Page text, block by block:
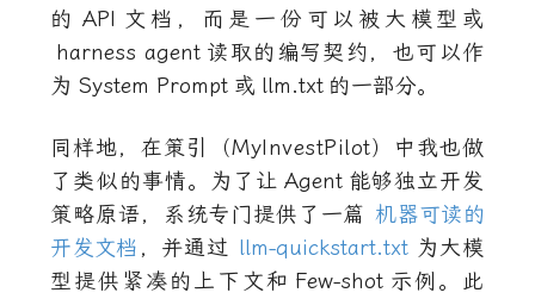
的 API 文档，而是一份可以被大模型或
harness agent 读取的编写契约，也可以作
为 System Prompt 或 llm.txt 的一部分。
同样地，在策引（MyInvestPilot）中我也做
了类似的事情。为了让 Agent 能够独立开发
策略原语，系统专门提供了一篇 机器可读的
开发文档 ，并通过 llm-quickstart.txt 为大模
型提供紧凑的上下文和 Few-shot 示例。此